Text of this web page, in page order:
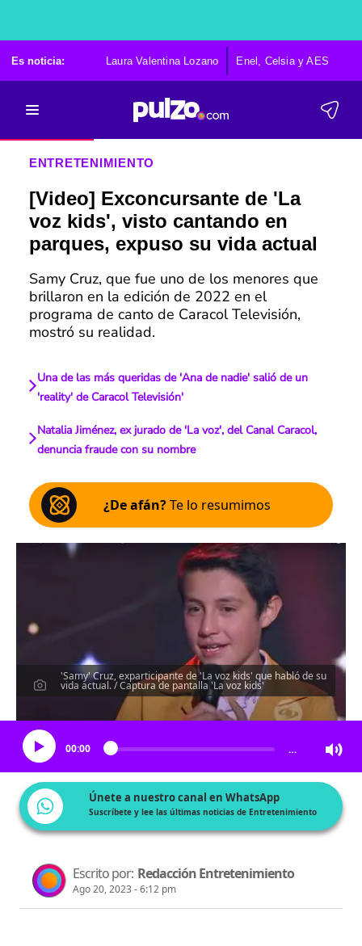
Es noticia: Laura Valentina Lozano Enel, Celsia y AES
ENTRETENIMIENTO
[Video] Exconcursante de 'La
voz kids', visto cantando en
parques, expuso su vida actual
Samy Cruz, que fue uno de los menores que
brillaron en la edición de 2022 en el
programa de canto de Caracol Televisión,
mostró su realidad.
Una de las más queridas de 'Ana de nadie' salió de un
'reality' de Caracol Televisión'
Natalia Jiménez, ex jurado de 'La voz', del Canal Caracol,
denuncia fraude con su nombre
¿De afán?Te lo resumimos
'Samy' Cruz, exparticipante de 'La voz kids' que habló de su
vida actual. / Captura de pantalla 'La voz kids'
Escucha el artículo
00:00 …
Únete a nuestro canal en WhatsApp
Suscríbete y lee las últimas noticias de Entretenimiento
Escrito por: Redacción Entretenimiento
Ago 20, 2023 - 6:12 pm